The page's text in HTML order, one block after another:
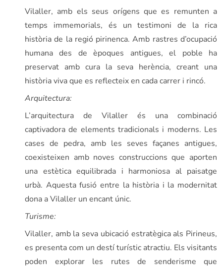
Vilaller, amb els seus orígens que es remunten a
temps immemorials, és un testimoni de la rica
història de la regió pirinenca. Amb rastres d’ocupació
humana des de èpoques antigues, el poble ha
preservat amb cura la seva herència, creant una
història viva que es reflecteix en cada carrer i rincó.
Arquitectura:
L’arquitectura de Vilaller és una combinació
captivadora de elements tradicionals i moderns. Les
cases de pedra, amb les seves façanes antigues,
coexisteixen amb noves construccions que aporten
una estètica equilibrada i harmoniosa al paisatge
urbà. Aquesta fusió entre la història i la modernitat
dona a Vilaller un encant únic.
Turisme:
Vilaller, amb la seva ubicació estratègica als Pirineus,
es presenta com un destí turístic atractiu. Els visitants
poden explorar les rutes de senderisme que